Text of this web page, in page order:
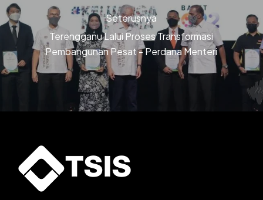
Seterusnya
Terengganu Lalui Proses Transformasi
Pembangunan Pesat - Perdana Menteri